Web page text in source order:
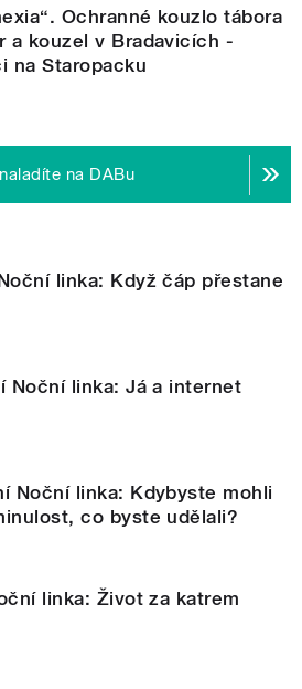
Ochranné kouzlo tábora
a kouzel v Bradavicích -
na Staropacku
na DABu
linka: Když čáp přestane
Noční linka: Já a internet
Noční linka: Kdybyste mohli
co byste udělali?
linka: Život za katrem